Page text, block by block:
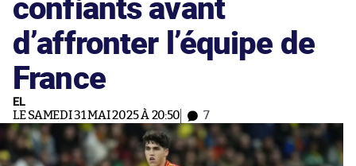
d’affronter l’équipe de
France
EL
LE SAMEDI 31 MAI 2025 À 20:50 7